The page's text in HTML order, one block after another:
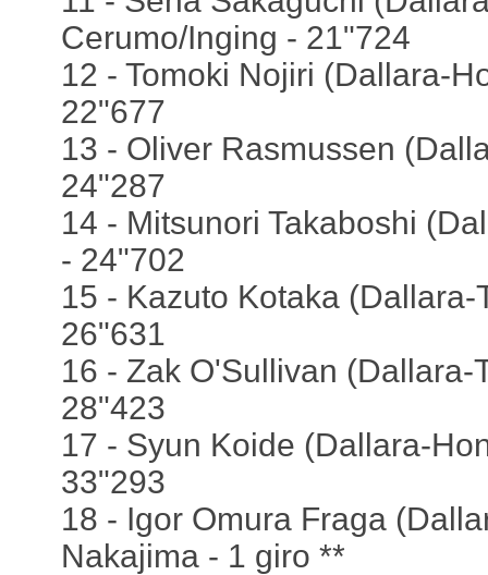
Cerumo/Inging - 21"724
12 - Tomoki Nojiri (Dallara-
22"677
13 - Oliver Rasmussen
24"287
14 - Mitsunori Takaboshi
- 24"702
15 - Kazuto Kotaka (Dallara-
26"631
16 - Zak O'Sullivan (Dallara-
28"423
17 - Syun Koide (Dallara-
33"293
18 - Igor Omura Fraga
Nakajima - 1 giro **